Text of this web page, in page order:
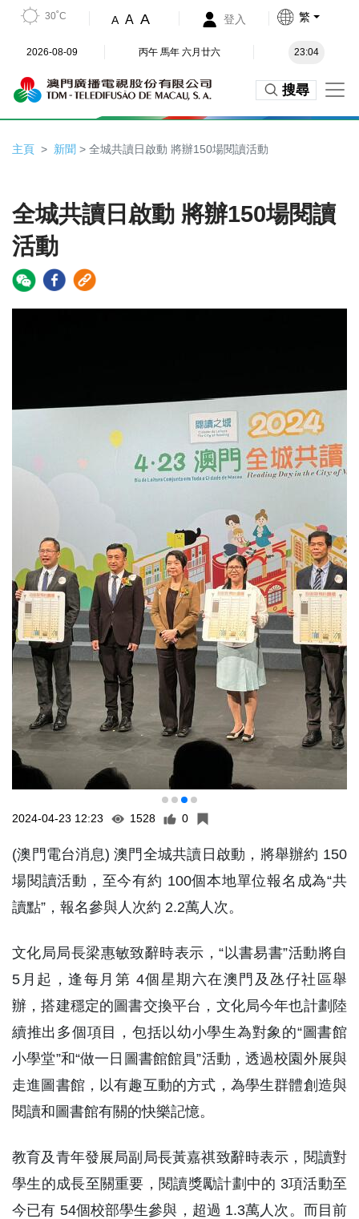
30˚C A A A 登入 繁
2026-08-09 丙午 馬年 六月廿六 23:04
搜尋
主頁 新聞 > 全城共讀日啟動 將辦150場閱讀活動
全城共讀日啟動 將辦150場閱讀
活動
2024-04-23 12:23 1528 0
(澳門電台消息) 澳門全城共讀日啟動，將舉辦約 150
場閱讀活動，至今有約 100個本地單位報名成為“共
讀點”，報名參與人次約 2.2萬人次。
文化局局長梁惠敏致辭時表示，“以書易書”活動將自
5月起，逢每月第 4個星期六在澳門及氹仔社區舉
辦，搭建穩定的圖書交換平台，文化局今年也計劃陸
續推出多個項目，包括以幼小學生為對象的“圖書館
小學堂”和“做一日圖書館館員”活動，透過校園外展與
走進圖書館，以有趣互動的方式，為學生群體創造與
閱讀和圖書館有關的快樂記憶。
教育及青年發展局副局長黃嘉祺致辭時表示，閱讀對
學生的成長至關重要，閱讀獎勵計劃中的 3項活動至
今已有 54個校部學生參與，超過 1.3萬人次。而目前